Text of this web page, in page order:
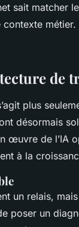
sait matcher
de
plus
désormais
œuvre de l’IA
à la
un relais,
poser un